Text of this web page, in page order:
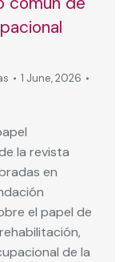
1 June, 2026
la revista
en
el papel de
de la